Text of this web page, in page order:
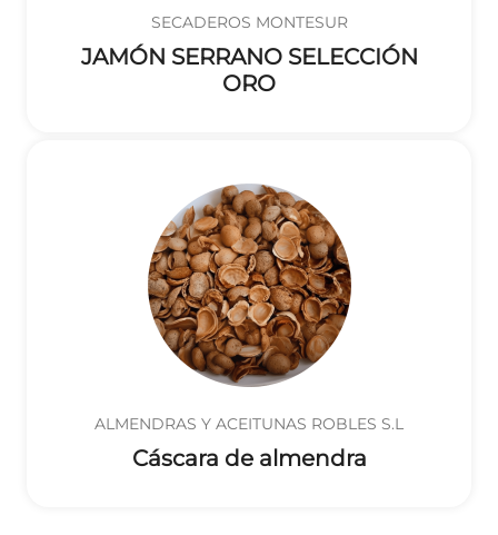
SECADEROS MONTESUR
JAMÓN SERRANO SELECCIÓN
ORO
ALMENDRAS Y ACEITUNAS ROBLES S.L
Cáscara de almendra